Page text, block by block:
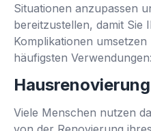
Situationen anzupassen
bereitzustellen, damit Sie
Komplikationen
häufigsten Verwendungen:
Hausrenovierung
Viele Menschen nutzen